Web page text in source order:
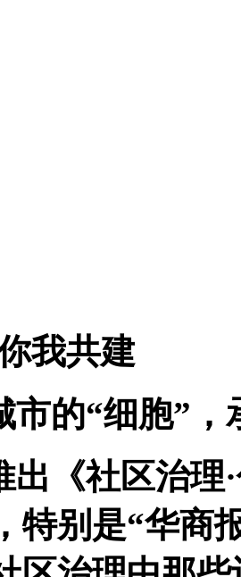
我共建
市的“细胞”，
出《社区治理
特别是“华商